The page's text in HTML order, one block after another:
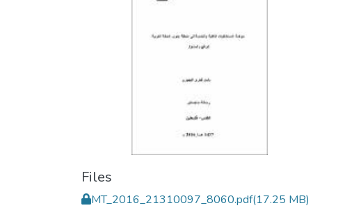
Files
MT_2016_21310097_8060.pdf(17.25 MB)